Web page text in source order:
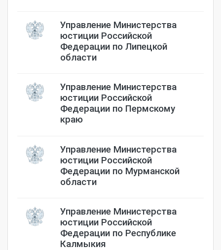
Управление Министерства
юстиции Российской
Федерации по Липецкой
области
Управление Министерства
юстиции Российской
Федерации по Пермскому
краю
Управление Министерства
юстиции Российской
Федерации по Мурманской
области
Управление Министерства
юстиции Российской
Федерации по Республике
Калмыкия